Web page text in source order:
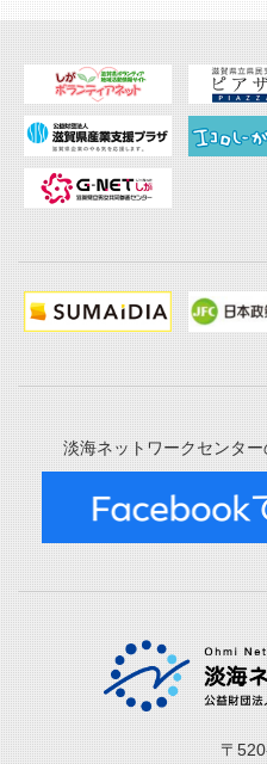
淡海ネットワークセンタ
〒